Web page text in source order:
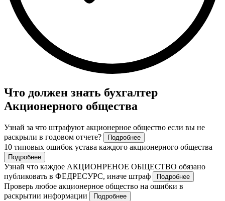
Что должен знать бухгалтер
Акционерного общества
Узнай за что штрафуют акционерное общество если вы не
раскрыли в годовом отчете?
Подробнее
10 типовых ошибок устава каждого акционерного общества
Подробнее
Узнай что каждое АКЦИОНРЕНОЕ ОБЩЕСТВО обязано
публиковать в ФЕДРЕСУРС, иначе штраф
Подробнее
Проверь любое акционерное общество на ошибки в
раскрытии информации
Подробнее